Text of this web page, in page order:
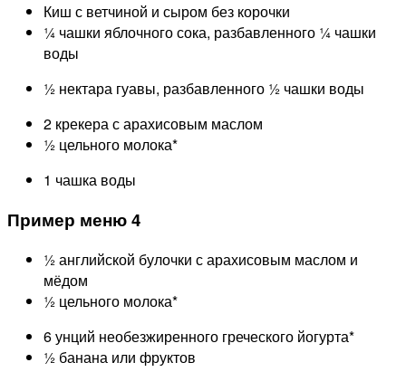
Киш с ветчиной и сыром без корочки
¼ чашки яблочного сока, разбавленного ¼ чашки
воды
½ нектара гуавы, разбавленного ½ чашки воды
2 крекера с арахисовым маслом
½ цельного молока*
1 чашка воды
Пример меню 4
½ английской булочки с арахисовым маслом и
мёдом
½ цельного молока*
6 унций необезжиренного греческого йогурта*
½ банана или фруктов